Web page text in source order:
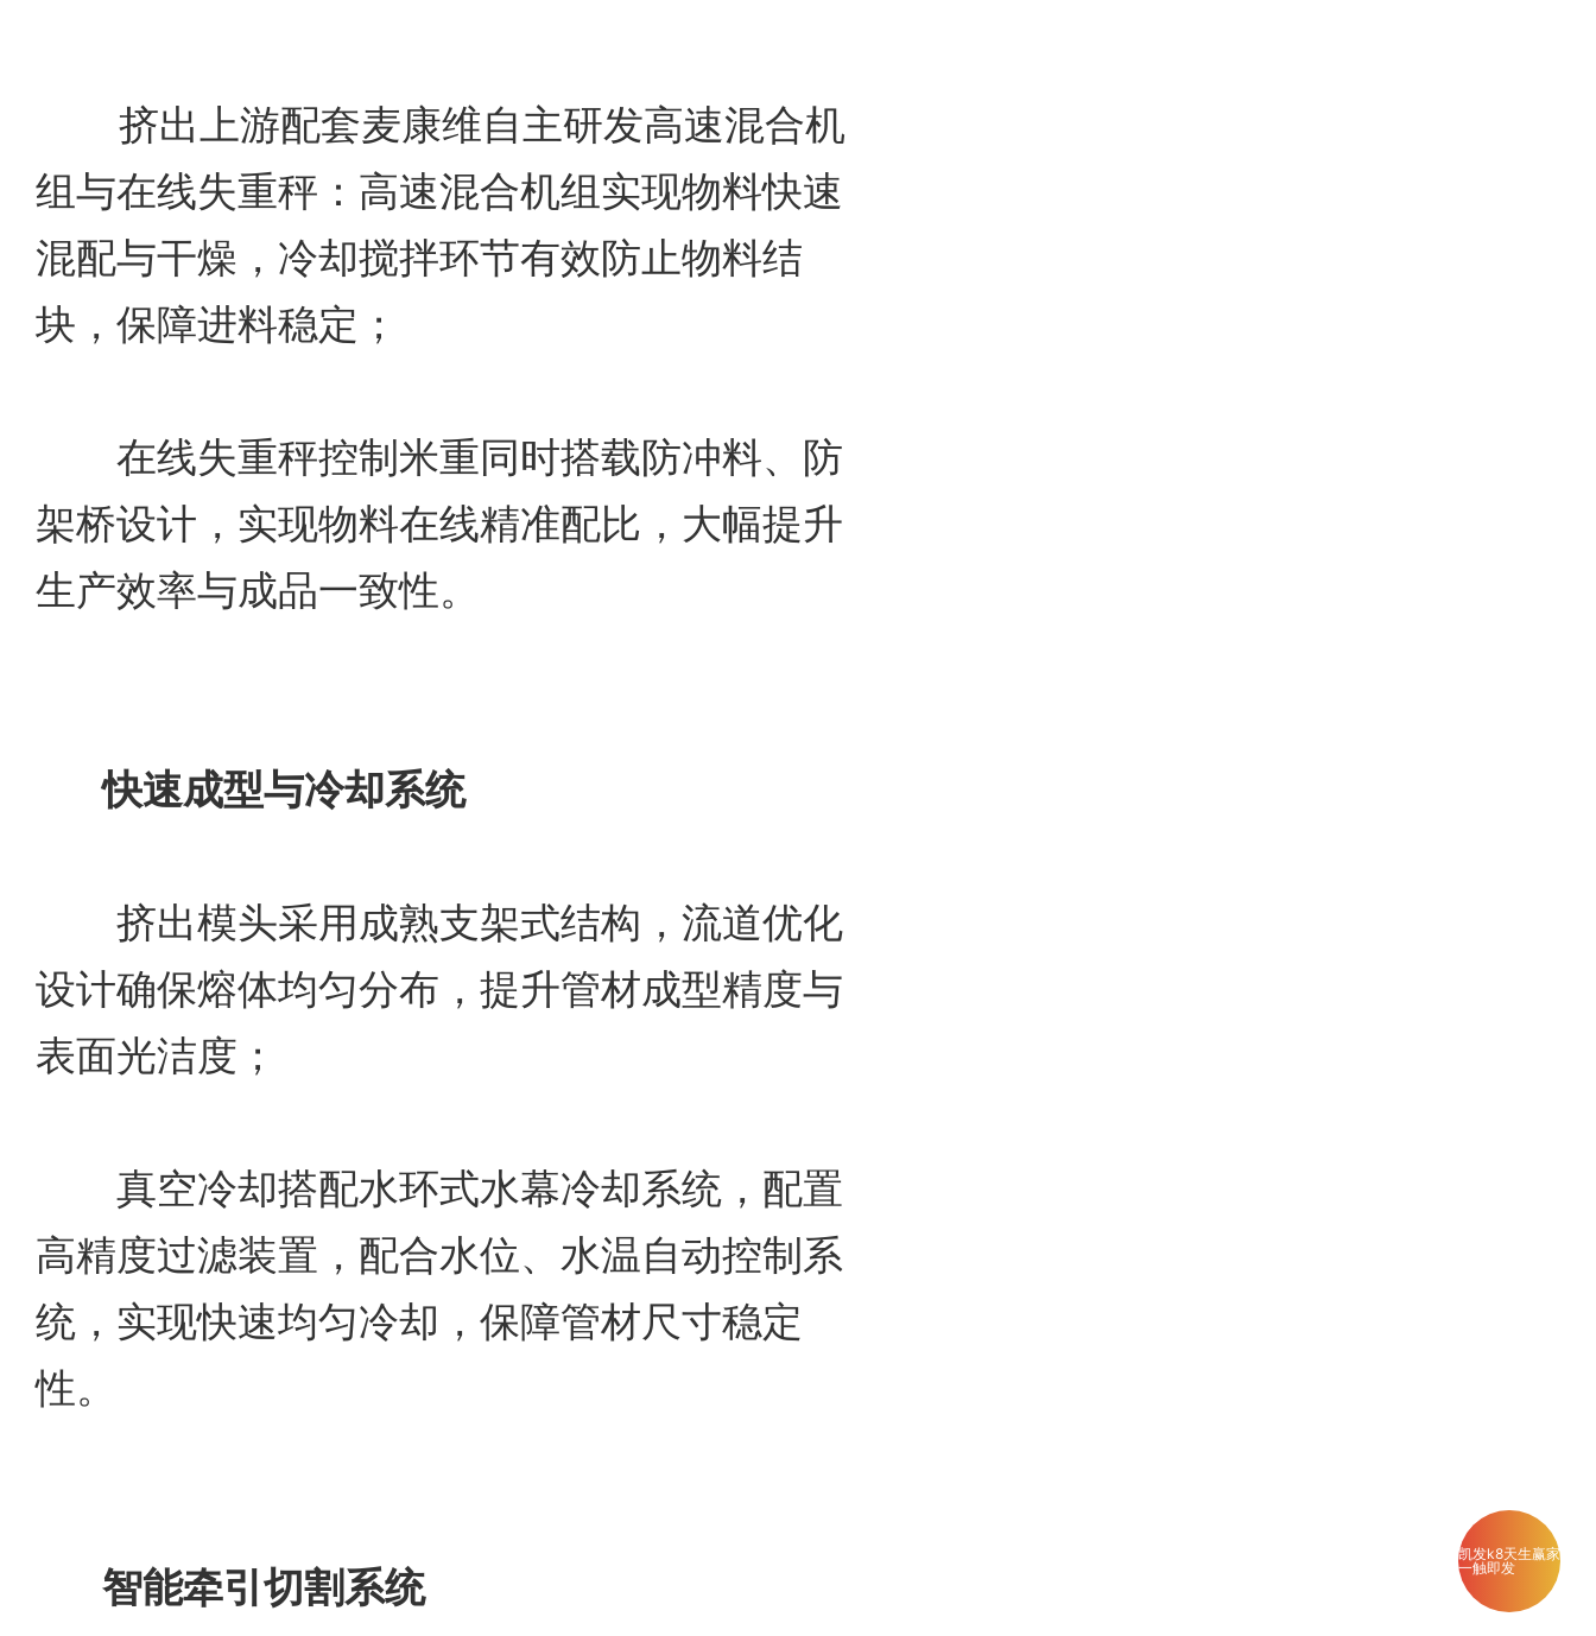
挤出上游配套麦康维自主研发高速混合机
组与在线失重秤：高速混合机组实现物料快速
混配与干燥，冷却搅拌环节有效防止物料结
块，保障进料稳定；
在线失重秤控制米重同时搭载防冲料、防
架桥设计，实现物料在线精准配比，大幅提升
生产效率与成品一致性。
快速成型与冷却系统
挤出模头采用成熟支架式结构，流道优化
设计确保熔体均匀分布，提升管材成型精度与
表面光洁度；
真空冷却搭配水环式水幕冷却系统，配置
高精度过滤装置，配合水位、水温自动控制系
统，实现快速均匀冷却，保障管材尺寸稳定
性。
智能牵引切割系统
凯发k8天生赢家
一触即发